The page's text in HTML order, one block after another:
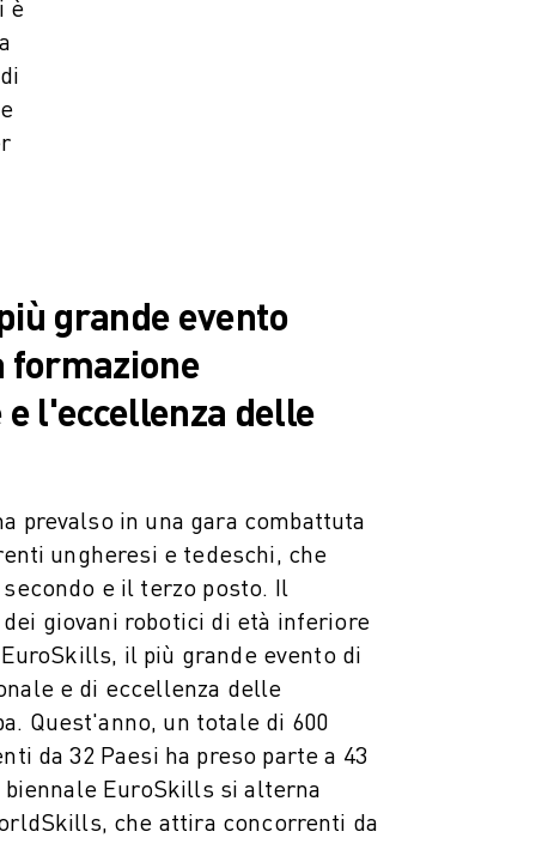
è
grande evento
formazione
l'eccellenza delle
prevalso in una gara combattuta
ungheresi e tedeschi, che
e il terzo posto. Il
giovani robotici di età inferiore
il più grande evento di
e di eccellenza delle
Quest'anno, un totale di 600
da 32 Paesi ha preso parte a 43
EuroSkills si alterna
che attira concorrenti da